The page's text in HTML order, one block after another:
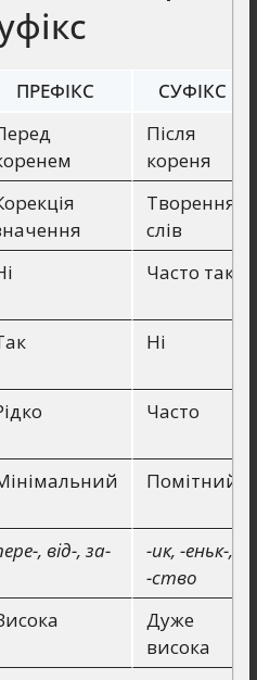
ПРЕФІКС
СУФІКС
Після
кореня
Творення
слів
Часто так
Ні
Часто
Помітний
, від-, за-
-ик, -еньк-,
-ство
Дуже
висока